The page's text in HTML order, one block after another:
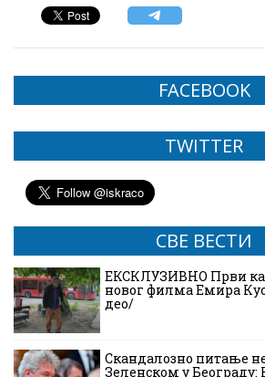
FACEBOOK
TWITTER
СВЕ ВЕСТИ
ЕКСКЛУЗИВНО Први
новог филма Емира
део/
Скандалозно питање
Зеленском у Београду: